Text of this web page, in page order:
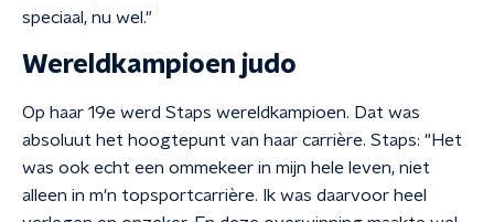
speciaal, nu wel."
Wereldkampioen judo
Op haar 19e werd Staps wereldkampioen. Dat was
absoluut het hoogtepunt van haar carrière. Staps: "Het
was ook echt een ommekeer in mijn hele leven, niet
alleen in m'n topsportcarrière. Ik was daarvoor heel